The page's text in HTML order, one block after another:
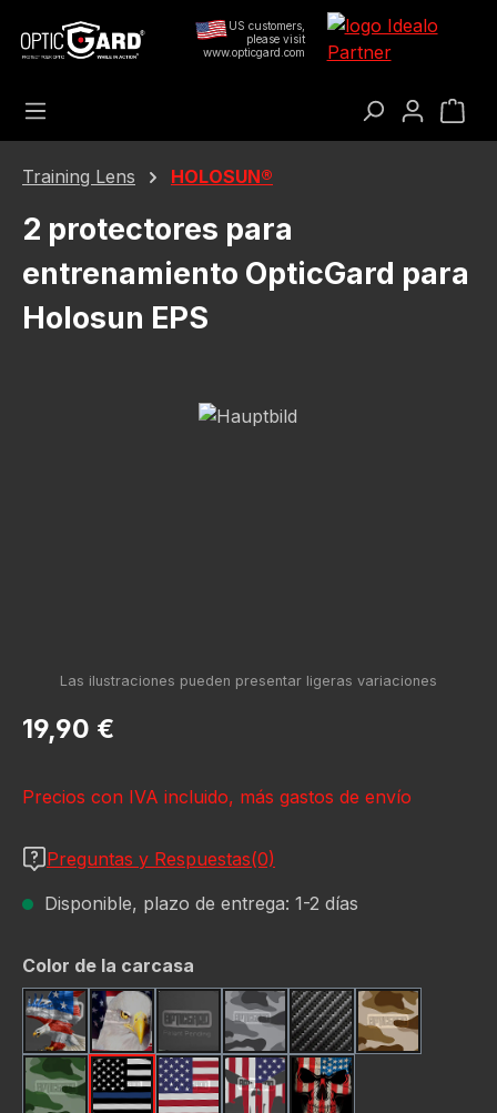
Saltar al contenido principalUS customers,
please visit
www.opticgard.com
El
Training Lens HOLOSUN®
2 protectores para
entrenamiento OpticGard para
Holosun EPS
Omitir galería de imágenes
Precio normal:
19,90 €
Precios con IVA incluido, más gastos de envío
Preguntas y Respuestas(0)
Disponible, plazo de entrega: 1-2 días
Seleccione
Color de la carcasa
American EagleBald Eagle American Flag
Black Camo GreyCarbon Fiber Black
Desert
Green Hunting Camouflage
Thin Blue Line Flag
USA Flag New
Us Flag SkullUs Flag Skull #2